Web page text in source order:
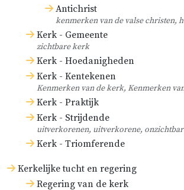
Antichrist
kenmerken van de valse christen,
Kerk - Gemeente
zichtbare kerk
Kerk - Hoedanigheden
Kerk - Kentekenen
Kenmerken van de kerk, Kenmerken
Kerk - Praktijk
Kerk - Strijdende
uitverkorenen, uitverkorene,
Kerk - Triomferende
Kerkelijke tucht en regering
Regering van de kerk